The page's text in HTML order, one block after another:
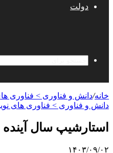
دولت
خانه/دانش و فناوری > فناوری
دانش و فناوری > فناوری های
استارشیپ سال آینده میلادی ۲۵ بار به
۱۴۰۳/۰۹/۰۲